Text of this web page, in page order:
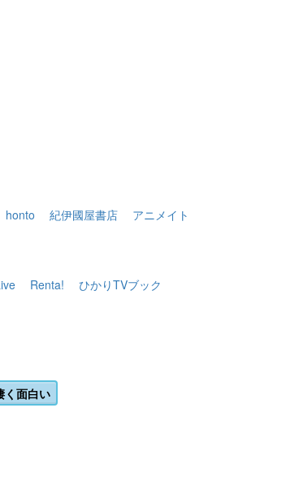
honto 紀伊國屋書店 アニメイト
Renta! ひかりTVブック
く面白い